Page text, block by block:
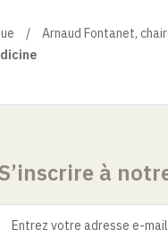
Arnaud Fontanet,
à
Entrez votre adresse e-mail